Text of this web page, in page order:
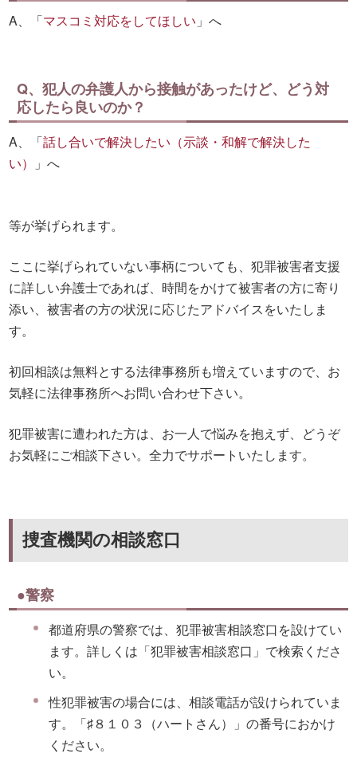
A、「マスコミ対応をしてほしい 」へ
Q、犯人の弁護人から接触があったけど、どう対
応したら良いのか？
A、「話し合いで解決したい（示談・和解で解決した
い）
」へ
等が挙げられます。
ここに挙げられていない事柄についても、犯罪被害者支援
に詳しい弁護士であれば、時間をかけて被害者の方に寄り
添い、被害者の方の状況に応じたアドバイスをいたしま
す。
初回相談は無料とする法律事務所も増えていますので、お
気軽に法律事務所へお問い合わせ下さい。
犯罪被害に遭われた方は、お一人で悩みを抱えず、どうぞ
お気軽にご相談下さい。全力でサポートいたします。
捜査機関の相談窓口
●警察
都道府県の警察では、犯罪被害相談窓口を設けてい
ます。詳しくは「犯罪被害相談窓口」で検索くださ
い。
性犯罪被害の場合には、相談電話が設けられていま
す。「♯８１０３（ハートさん）」の番号におかけ
ください。